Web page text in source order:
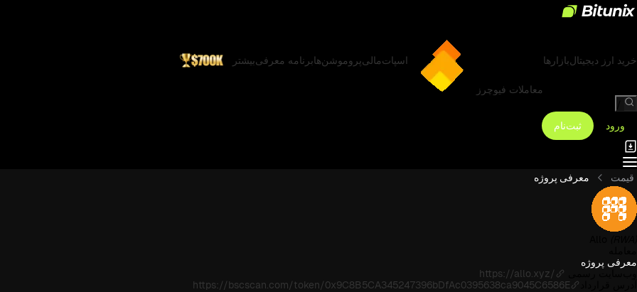
خرید ارز دیجیتالبازارها
معاملات فیوچرز
اسپاتمالیپروموشن‌هابرنامه معرفیبیشتر
ورود
ثبت‌نام
قیمت معرفی پروژه
معرفی پروژه
https://allo.xyz/
https://bscscan.com/token/0x9C8B5CA345247396bDfAc0395638ca9045C6586E